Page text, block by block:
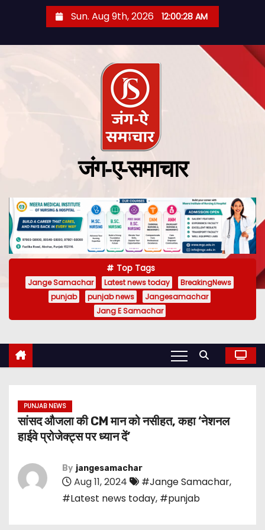
Sun. Aug 9th, 2026 12:00:29 AM
जंग-ए-समाचार
Top Tags
Jange Samachar Latest news today
BreakingNews
punjab
punjab news
Jangesamachar
Jang E Samachar
PUNJAB NEWS
सांसद औजला की CM मान को नसीहत, कहा ‘नेशनल
हाईवे प्रोजेक्ट्स पर ध्यान दें’
By jangesamachar
Aug 11, 2024 #Jange Samachar,
#Latest news today, #punjab